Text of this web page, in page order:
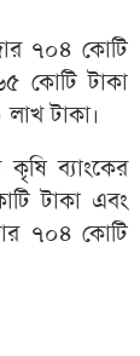
৭০৪ কোটি
কোটি টাকা
টাকা।
কৃষি ব্যাংকের
টাকা এবং
৭০৪ কোটি